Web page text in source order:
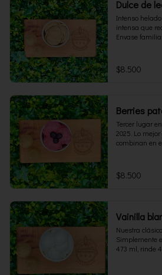
Dulce de
Intenso
intensa que
Envase
$8.500
Berries
Tercer lugar
2025. Lo
combinan en
473 ml. Rinde
$8.500
Vainilla
Nuestra
Simplemente
473 ml, rinde